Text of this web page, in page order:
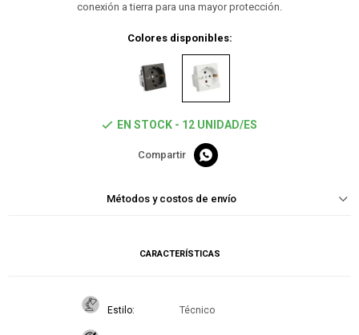
conexión a tierra para una mayor protección.
Colores disponibles:
EN STOCK - 12 UNIDAD/ES

Métodos y costos de envío
CARACTERÍSTICAS
Estilo Técnico